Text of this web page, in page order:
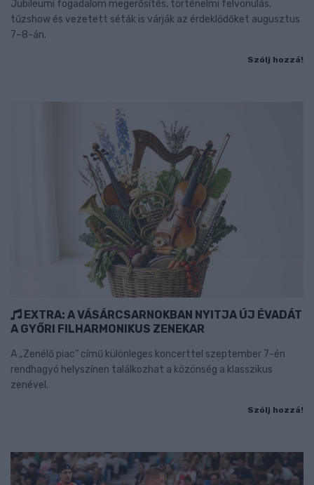
Jubileumi fogadalom megerősítés, történelmi felvonulás,
tűzshow és vezetett séták is várják az érdeklődőket augusztus
7–8-án.
Szólj hozzá!
EXTRA: A VÁSÁRCSARNOKBAN NYITJA ÚJ ÉVADÁT
A GYŐRI FILHARMONIKUS ZENEKAR
A „Zenélő piac” című különleges koncerttel szeptember 7-én
rendhagyó helyszínen találkozhat a közönség a klasszikus
zenével.
Szólj hozzá!